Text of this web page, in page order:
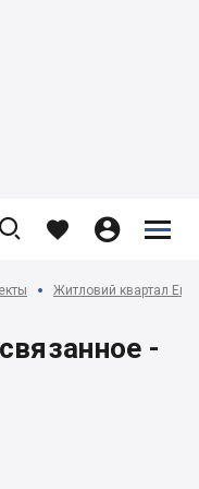
   


Житловий квартал
-